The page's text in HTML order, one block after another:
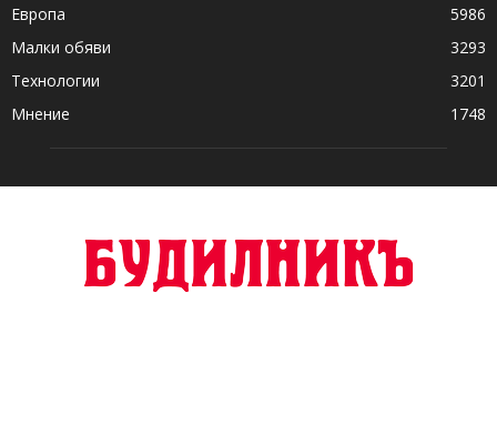
Европа
5986
Малки обяви
3293
Технологии
3201
Мнение
1748